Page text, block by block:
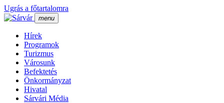
Ugrás a főtartalomra
menu
Hí­rek
Programok
Turizmus
Városunk
Befektetés
Önkormányzat
Hivatal
Sárvári Média